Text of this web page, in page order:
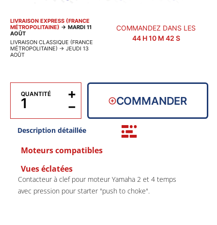
LIVRAISON EXPRESS (FRANCE
MÉTROPOLITAINE) → MARDI 11
AOÛT
LIVRAISON CLASSIQUE (FRANCE
MÉTROPOLITAINE) → JEUDI 13
AOÛT
COMMANDEZ DANS LES
44H10M 42 S
QUANTITÉ
−
+ COMMANDER
Description détaillée
Moteurs compatibles
Vues éclatées
Contacteur à clef pour moteur Yamaha 2 et 4 temps
avec pression pour starter "push to choke".